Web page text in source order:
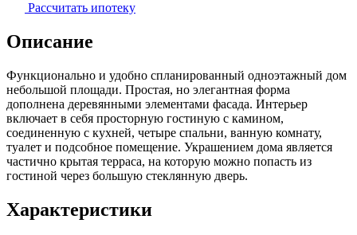
Рассчитать ипотеку
Описание
Функционально и удобно спланированный одноэтажный дом
небольшой площади. Простая, но элегантная форма
дополнена деревянными элементами фасада. Интерьер
включает в себя просторную гостиную с камином,
соединенную с кухней, четыре спальни, ванную комнату,
туалет и подсобное помещение. Украшением дома является
частично крытая терраса, на которую можно попасть из
гостиной через большую стеклянную дверь.
Характеристики